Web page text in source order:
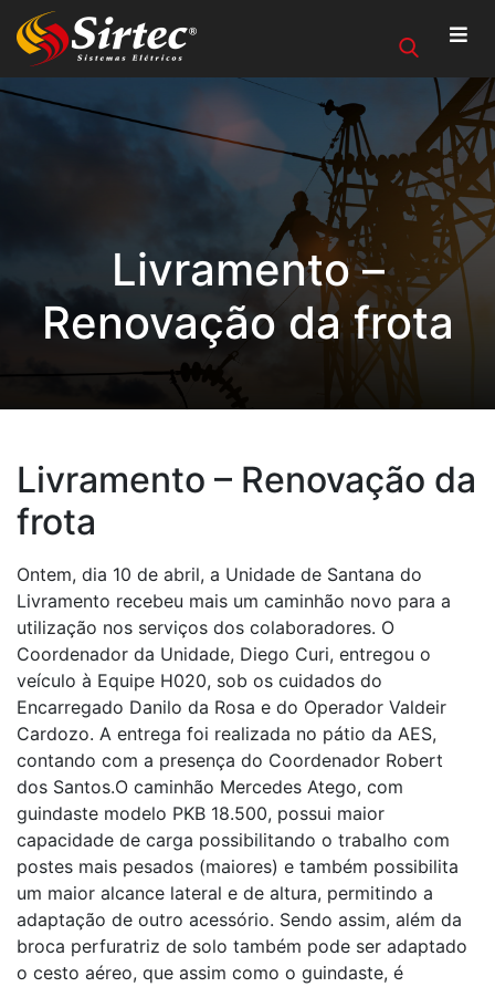
Livramento –
Renovação da frota
Livramento – Renovação da
frota
Ontem, dia 10 de abril, a Unidade de Santana do
Livramento recebeu mais um caminhão novo para a
utilização nos serviços dos colaboradores. O
Coordenador da Unidade, Diego Curi, entregou o
veículo à Equipe H020, sob os cuidados do
Encarregado Danilo da Rosa e do Operador Valdeir
Cardozo. A entrega foi realizada no pátio da AES,
contando com a presença do Coordenador Robert
dos Santos.O caminhão Mercedes Atego, com
guindaste modelo PKB 18.500, possui maior
capacidade de carga possibilitando o trabalho com
postes mais pesados (maiores) e também possibilita
um maior alcance lateral e de altura, permitindo a
adaptação de outro acessório. Sendo assim, além da
broca perfuratriz de solo também pode ser adaptado
o cesto aéreo, que assim como o guindaste, é